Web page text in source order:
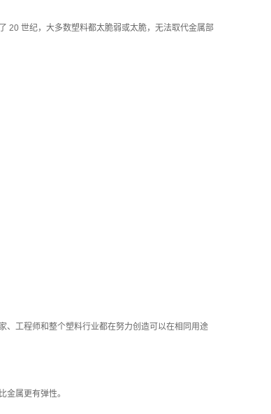
20 世纪，大多数塑料都太脆弱或太脆，无法取代金属部
、工程师和整个塑料行业都在努力创造可以在相同用途
属更有弹性。